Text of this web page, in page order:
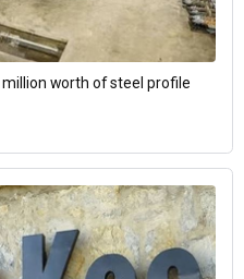
million worth of steel profile